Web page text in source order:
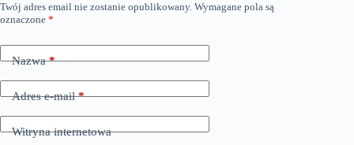
Twój adres email nie zostanie opublikowany. Wymagane pola są
oznaczone *
Nazwa*
Adres e-mail*
Witryna internetowa